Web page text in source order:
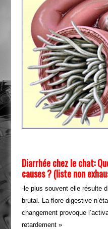
Diarrhée chez le chat:
causes ? (liste non
-le plus souvent elle résulte
brutal. La flore digestive
changement provoque
retardement »